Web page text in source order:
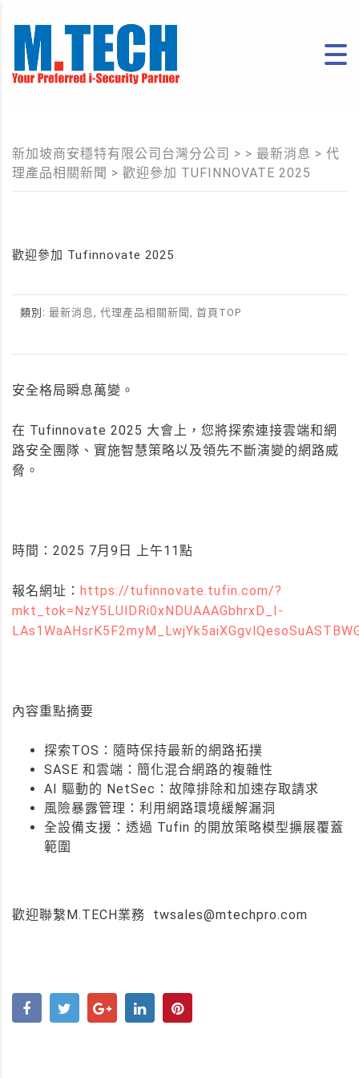
新加坡商安穩特有限公司台灣分公司 > > 最新消息 > 代
理產品相關新聞 > 歡迎參加 TUFINNOVATE 2025
歡迎參加 Tufinnovate 2025
類別: 最新消息, 代理產品相關新聞, 首頁TOP
安全格局瞬息萬變。
在 Tufinnovate 2025 大會上，您將探索連接雲端和網
路安全團隊、實施智慧策略以及領先不斷演變的網路威
脅。
時間：2025 7月9日 上午11點
報名網址： https://tufinnovate.tufin.com/?
mkt_tok=NzY5LUlDRi0xNDUAAAGbhrxD_I-
內容重點摘要
探索TOS：隨時保持最新的網路拓撲
SASE 和雲端：簡化混合網路的複雜性
AI 驅動的 NetSec：故障排除和加速存取請求
風險暴露管理：利用網路環境緩解漏洞
全設備支援：透過 Tufin 的開放策略模型擴展覆蓋
範圍
歡迎聯繫M.TECH業務 twsales@mtechpro.com